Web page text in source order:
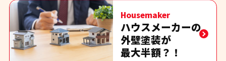
Housemaker
ハウスメーカーの
外壁塗装が
最大半額？！